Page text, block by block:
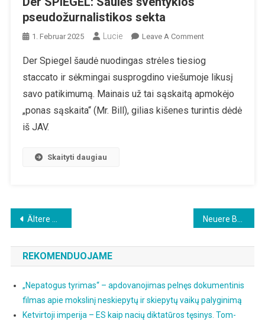
pseudožurnalistikos sekta
1. Februar 2025 Lucie Leave A CommentOn
SPIEGEL:
Saulės
Šventyklos
Der Spiegel šaudė nuodingas strėles tiesiog
staccato ir sėkmingai susprogdino viešumoje likusį
savo patikimumą. Mainais už tai sąskaitą apmokėjo
„ponas sąskaita“ (Mr. Bill), gilias kišenes turintis dėdė
iš JAV.
Skaityti daugiau
Beitragsnavigation
Ältere Beiträge Neuere Beiträge
REKOMENDUOJAME
„Nepatogus tyrimas“ – apdovanojimas pelnęs dokumentinis
filmas apie mokslinį neskiepytų ir skiepytų vaikų palyginimą
Ketvirtoji imperija – ES kaip nacių diktatūros tęsinys. Tom-